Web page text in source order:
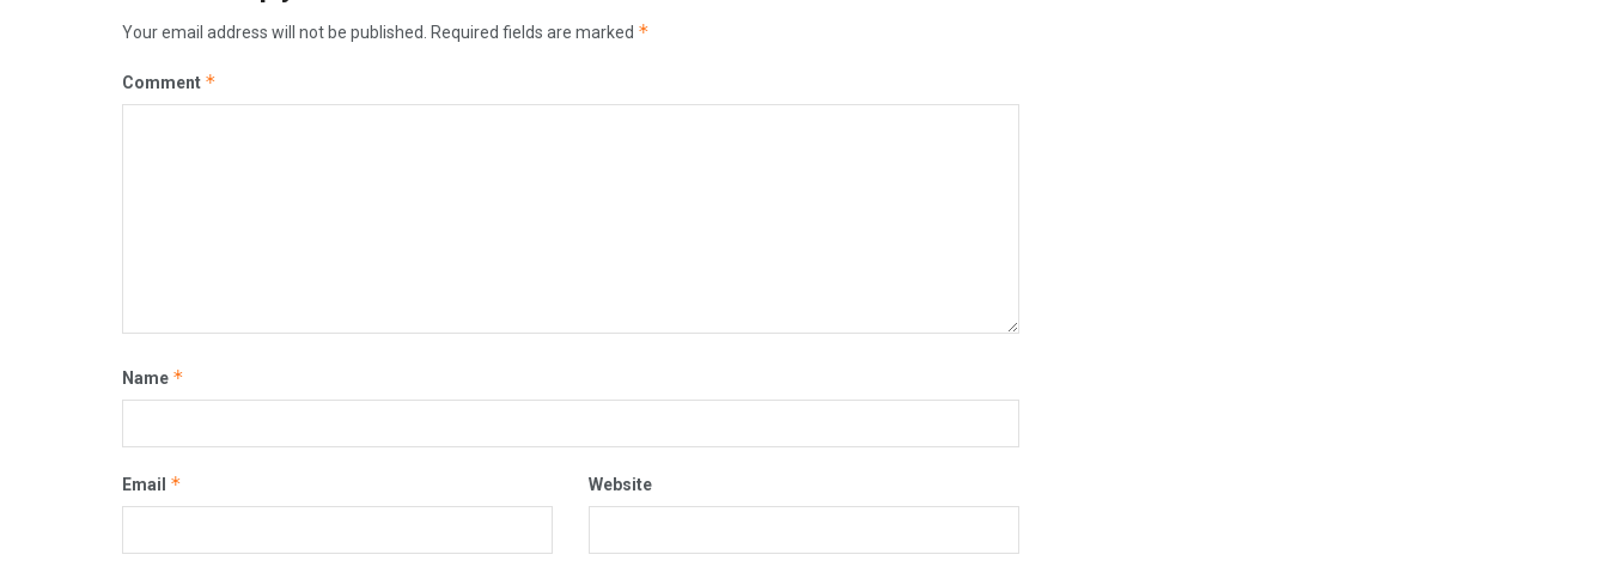
Your email address will not be published. Required fields are marked *
Comment *
Name *
Email * Website